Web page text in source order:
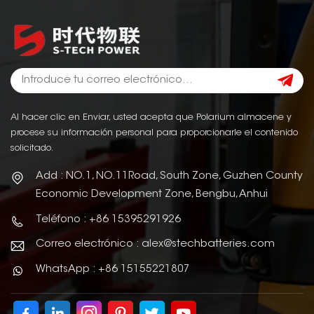
Al hacer clic en Enviar, usted acepta que Polarium almacene y
procese su información personal para proporcionarle el contenido
solicitado.
Add : NO.1, NO.11Road, South Zone, Guzhen County
Economic Development Zone, Bengbu, Anhui
Teléfono : +86 15395291926
Correo electrónico : alex@stechbatteries.com
WhatsApp : +86 15155221807